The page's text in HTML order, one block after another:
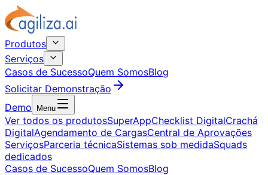
Produtos
Serviços
Casos de SucessoQuem SomosBlog
Solicitar Demonstração
Demo
Menu
Ver todos os produtosSuperAppChecklist DigitalCrachá
DigitalAgendamento de CargasCentral de Aprovações
ServiçosParceria técnicaSistemas sob medidaSquads
dedicados
Casos de SucessoQuem SomosBlog